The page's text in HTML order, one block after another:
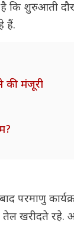
है कि शुरुआती
हैं.
की मंजूरी
परमाणु
तेल खरीदते